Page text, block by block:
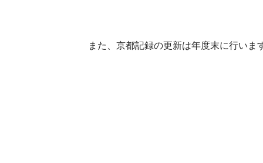
また、京都記録の更新は年度末に行いま